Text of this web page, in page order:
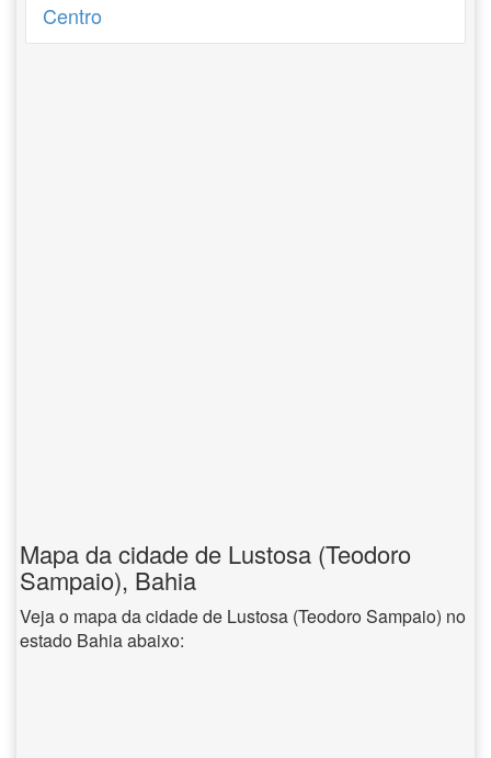
Centro
Mapa da cidade de Lustosa (Teodoro
Sampaio), Bahia
Veja o mapa da cidade de Lustosa (Teodoro Sampaio) no
estado Bahia abaixo: